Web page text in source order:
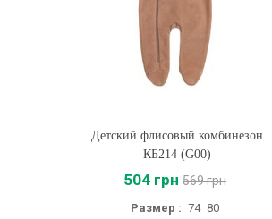
Купить
Детский флисовый комбинезон
КБ214 (G00)
504 грн 569 грн
Размер : 74 80